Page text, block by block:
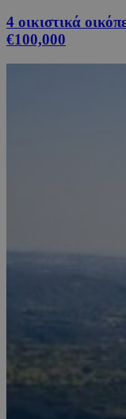
4 οικιστικά
€100,000